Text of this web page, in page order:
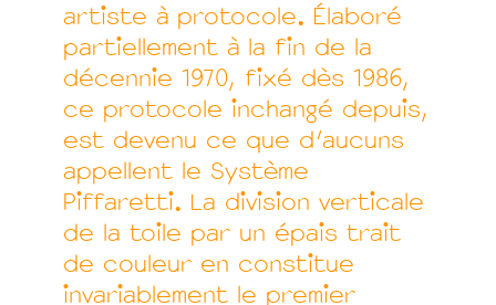
artiste à protocole. Élaboré
partiellement à la fin de la
décennie 1970, fixé dès 1986,
ce protocole inchangé depuis,
est devenu ce que d’aucuns
appellent le Système
Piffaretti. La division verticale
de la toile par un épais trait
de couleur en constitue
invariablement le premier